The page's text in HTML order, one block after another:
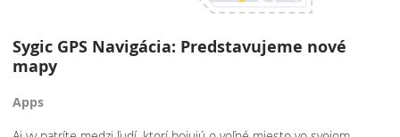
Sygic GPS Navigácia: Predstavujeme nové
mapy
Apps